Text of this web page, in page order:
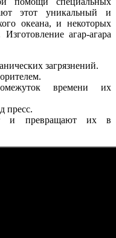
этот уникальный и
океана, и некоторых
агар-агара
загрязнений.
времени их
пресс.
и превращают их в